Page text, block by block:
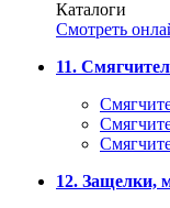
Каталоги
Смотреть
11.
12. Защелки,